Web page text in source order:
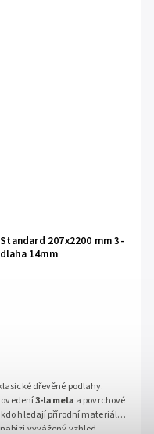
207x2200 mm 3-
14mm
dřevěné podlahy.
3-lamela a povrchové
hledají přírodní materiál s
vyvážený vzhled